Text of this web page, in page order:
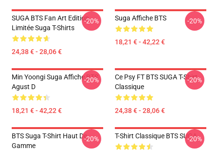
SUGA BTS Fan Art Edition
Limitée Suga T-Shirts
24,38 € - 28,06 €
-20% Suga Affiche BTS
18,21 € - 42,22 €
-20%
Min Yoongi Suga Affiche BTS
Agust D
18,21 € - 42,22 €
-20%
Ce Psy FT BTS SUGA T-Shirt
Classique
24,38 € - 28,06 €
-20%
BTS Suga T-Shirt Haut De
Gamme
-20% T-Shirt Classique BTS SUGA
-20%